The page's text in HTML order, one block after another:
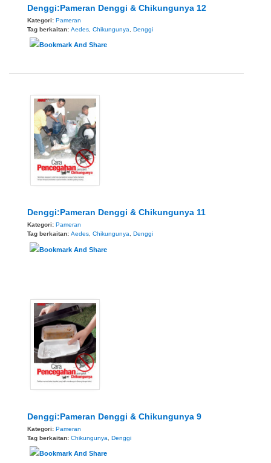
Denggi:Pameran Denggi & Chikungunya 12
Kategori: Pameran
Tag berkaitan: Aedes Chikungunya Denggi
Denggi:Pameran Denggi & Chikungunya 11
Kategori: Pameran
Tag berkaitan: Aedes, Chikungunya, Denggi
Denggi:Pameran Denggi & Chikungunya 9
Kategori: Pameran
Tag berkaitan: Chikungunya, Denggi